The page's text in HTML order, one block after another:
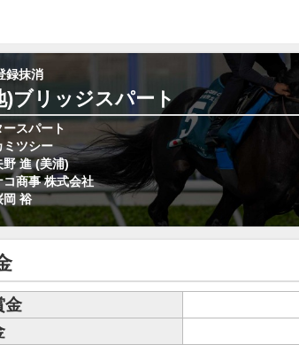
録抹消
)ブリッジスパート
スパート
ミツシー
野 進 (美浦)
商事 株式会社
岡 裕
金